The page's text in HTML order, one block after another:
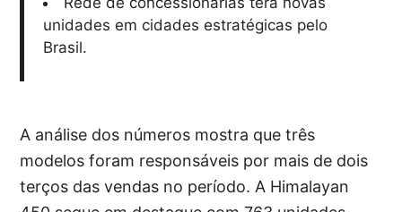
unidades em cidades estratégicas pelo
Brasil.
A análise dos números mostra que três
modelos foram responsáveis por mais de dois
terços das vendas no período. A Himalayan